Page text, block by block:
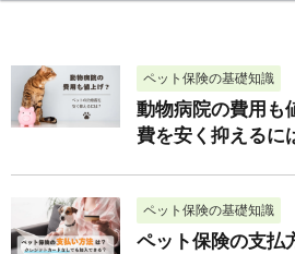
ペット保険の基礎知識
動物病院の費用も
費を安く抑えるに
ペット保険の基礎知識
ペット保険の支払